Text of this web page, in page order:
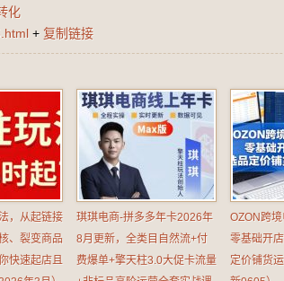
化
+ 复制链接
，从起链接
、裂变商品
快速起店且
琪琪电商-拼多多年卡2026年
8月更新，全类目自然流+付
费爆单+擎天柱3.0大促卡流量
OZON跨境
零基础开
定价铺货